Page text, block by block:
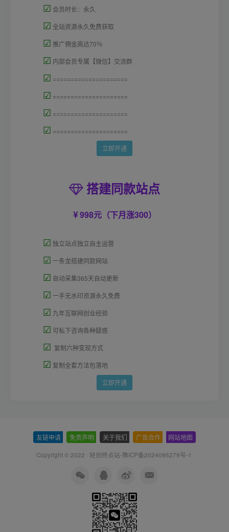
☑ 会员时长：永久
☑ 全站资源永久免费获取
☑ 推广佣金高达70％
☑ 内部会员专属【微信】交流群
☑ =====================
☑ =====================
☑ =====================
☑ =====================
立即开通
搭建同款站点
998元（下月涨300）
☑ 独立站点独立自主运营
☑ 一条龙搭建同款网站
☑ 自动采集365天自动更新
☑ 一手无水印资源永久免费
☑ 九年互联网创业经验
☑ 可私下咨询各种疑惑
☑ 复制六种变现方式
☑ 复制全套方法包落地
立即开通
友链申请 免责声明 关于我们 广告合作 网站地图
Copyright © 2022 · 轻创终点站-豫ICP备2024095279号-1